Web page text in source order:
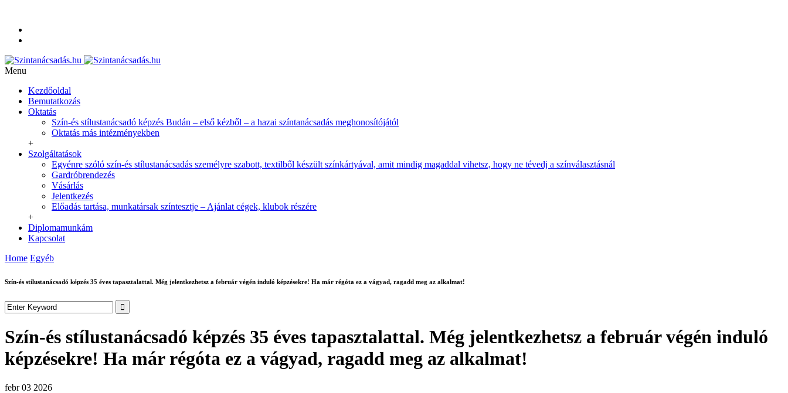
Menu
Kezdőoldal
Bemutatkozás
Oktatás
Szín-és stílustanácsadó képzés Budán – első kézből – a hazai színtanácsadás meghonosítójától
Oktatás más intézményekben
+
Szolgáltatások
Egyénre szóló szín-és stílustanácsadás személyre szabott, textilből készült színkártyával, amit mindig magaddal vihetsz, hogy ne tévedj a színválasztásnál
Gardróbrendezés
Vásárlás
Jelentkezés
Előadás tartása, munkatársak színtesztje – Ajánlat cégek, klubok részére
+
Diplomamunkám
Kapcsolat
Home Egyéb
Szín-és stílustanácsadó képzés 35 éves tapasztalattal. Még jelentkezhetsz a február végén induló képzésekre! Ha már régóta ez a vágyad, ragadd meg az alkalmat!
Szín-és stílustanácsadó képzés 35 éves tapasztalattal. Még jelentkezhetsz a február végén induló
képzésekre! Ha már régóta ez a vágyad, ragadd meg az alkalmat!
febr 03 2026